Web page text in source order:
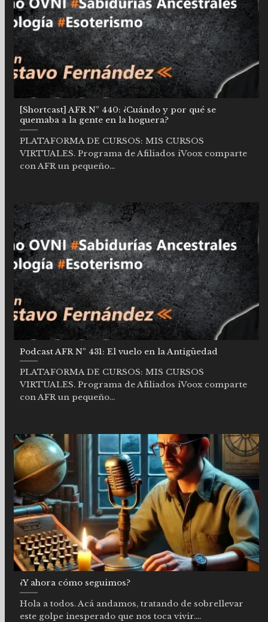
[Shortcast] AFR Nº 440: ¿Cuándo y por qué se
quemaba a la gente en la hoguera?
PLATAFORMA DE CURSOS: MIS CURSOS
VIRTUALES. Programa de Afiliados iVoox comparte
con AFR un pequeño...
Podcast AFR Nº 431: El vuelo en la Antigüedad
PLATAFORMA DE CURSOS: MIS CURSOS
VIRTUALES. Programa de Afiliados iVoox comparte
con AFR un pequeño...
¿Y ahora cómo seguimos?
Hola a todos. Acá andamos, tratando de sobrellevar
este golpe inesperado que nos toca vivir....